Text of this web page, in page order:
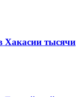
Хакасии тысячи